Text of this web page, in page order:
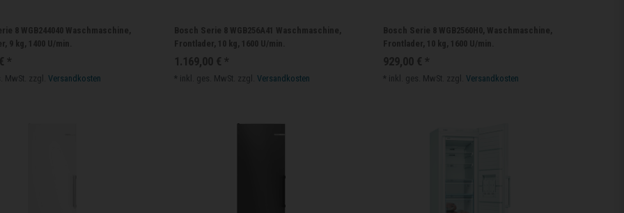
8 WGB244040 Waschmaschine,
9 kg, 1400 U/min.
*
MwSt. zzgl.Versandkosten
Bosch Serie 8 WGB256A41 Waschmaschine,
Frontlader, 10 kg, 1600 U/min.
1.169,00 € *
* inkl. ges. MwSt. zzgl.Versandkosten
Bosch Serie 8 WGB2560H0, Waschmaschine,
Frontlader, 10 kg, 1600 U/min.
929,00 € *
* inkl. ges. MwSt. zzgl.Versandkosten